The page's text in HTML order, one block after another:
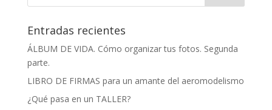
Entradas recientes
ÁLBUM DE VIDA. Cómo organizar tus fotos. Segunda
parte.
LIBRO DE FIRMAS para un amante del aeromodelismo
¿Qué pasa en un TALLER?